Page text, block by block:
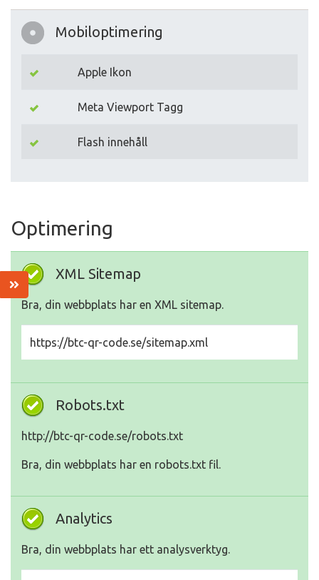
Mobiloptimering
Apple Ikon
Meta Viewport Tagg
Flash innehåll
Optimering
XML Sitemap
Bra, din webbplats har en XML sitemap.
https://btc-qr-code.se/sitemap.xml
Robots.txt
http://btc-qr-code.se/robots.txt
Bra, din webbplats har en robots.txt fil.
Analytics
Bra, din webbplats har ett analysverktyg.